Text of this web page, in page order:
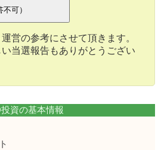
営の参考にさせて頂きます。
当選報告もありがとうござい
資の基本情報